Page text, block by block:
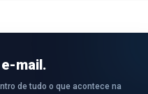
mail.
de tudo o que acontece na